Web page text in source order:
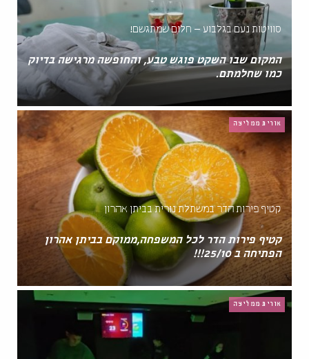
סוויטות נעם בגלבוע – חלום שמתגשם!
המקום שבו השקט פוגש טבע, והחופשה מרגישה בדיוק
כמו שחלמתם.
אורית ממליצה
קטיף פירות הדר במשתלת נורית בביתן אהרון
קטיף פירות הדר לכל המשפחה,ממוקם בביתן אהרון
הפתיחה ב 25/10!!!
אורית ממליצה